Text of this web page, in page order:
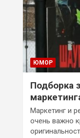
ЮМОР
Подборка
Маркетинг и
очень важно